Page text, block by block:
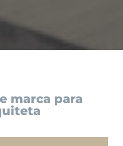
marca para